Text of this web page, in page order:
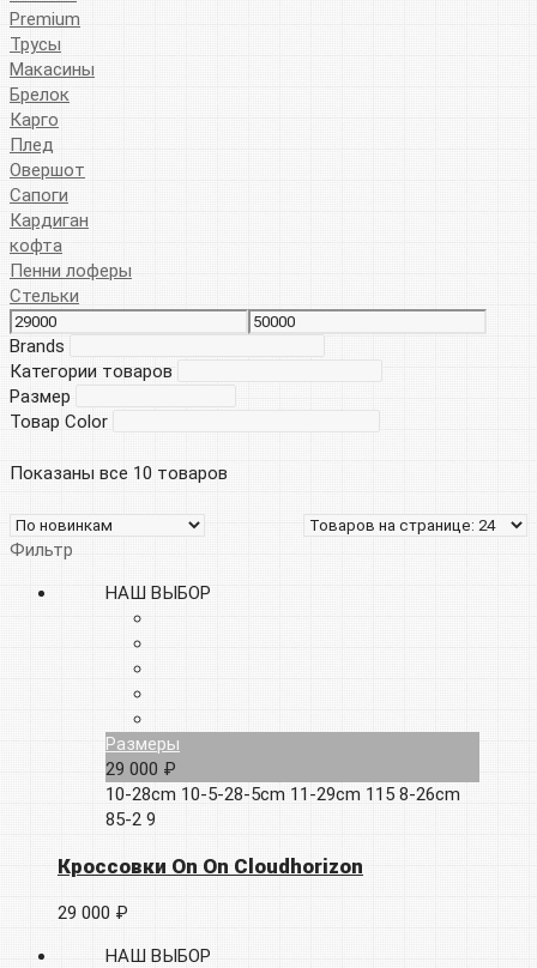
Premium
Трусы
Макасины
Брелок
Карго
Плед
Овершот
Сапоги
Кардиган
кофта
Пенни лоферы
Стельки
Brands
Категории товаров
Размер
Товар Color
Показаны все 10 товаров
Фильтр
НАШ ВЫБОР
Размеры
29 000 ₽
10-28cm 10-5-28-5cm 11-29cm 1158-26cm
85-2 9
Кроссовки On On Cloudhorizon
29 000 ₽
НАШ ВЫБОР